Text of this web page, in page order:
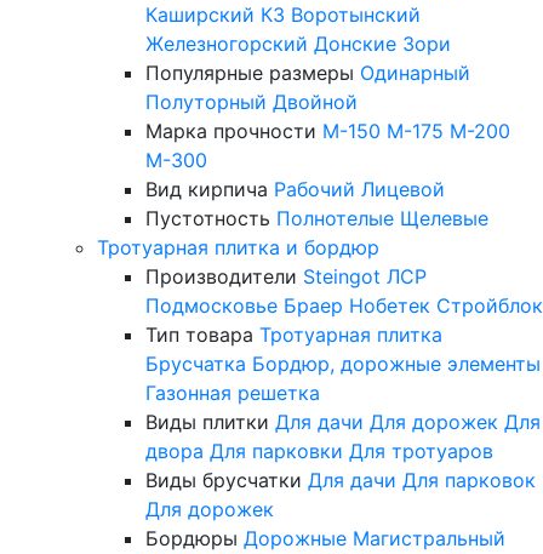
Каширский КЗ Воротынский
Железногорский Донские Зори
Популярные размеры Одинарный
Полуторный Двойной
Марка прочности М-150 М-175 М-200
М-300
Вид кирпича Рабочий Лицевой
Пустотность Полнотелые Щелевые
Тротуарная плитка и бордюр
Производители Steingot ЛСР
Подмосковье Браер Нобетек Стройблок
Тип товара Тротуарная плитка
Брусчатка Бордюр, дорожные элементы
Газонная решетка
Виды плитки Для дачи Для дорожек Для
двора Для парковки Для тротуаров
Виды брусчатки Для дачи Для парковок
Для дорожек
Бордюры Дорожные Магистральный